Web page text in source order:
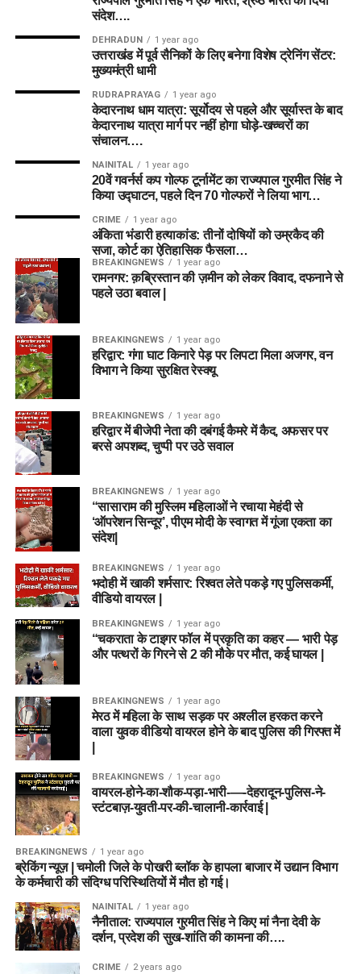
संदेश….
DEHRADUN 1 year ago
उत्तराखंड में पूर्व सैनिकों के लिए बनेगा विशेष ट्रेनिंग सेंटर:
मुख्यमंत्री धामी
RUDRAPRAYAG 1 year ago
केदारनाथ धाम यात्रा: सूर्योदय से पहले और सूर्यास्त के बाद
केदारनाथ यात्रा मार्ग पर नहीं होगा घोड़े-खच्चरों का
संचालन….
NAINITAL 1 year ago
20वें गवर्नर्स कप गोल्फ टूर्नामेंट का राज्यपाल गुरमीत सिंह ने
किया उद्घाटन, पहले दिन 70 गोल्फरों ने लिया भाग…
CRIME 1 year ago
अंकिता भंडारी हत्याकांड: तीनों दोषियों को उम्रकैद की
सजा, कोर्ट का ऐतिहासिक फैसला…
BREAKINGNEWS 1 year ago
रामनगर: क़ब्रिस्तान की ज़मीन को लेकर विवाद, दफनाने से
पहले उठा बवाल |
BREAKINGNEWS 1 year ago
हरिद्वार: गंगा घाट किनारे पेड़ पर लिपटा मिला अजगर, वन
विभाग ने किया सुरक्षित रेस्क्यू
BREAKINGNEWS 1 year ago
हरिद्वार में बीजेपी नेता की दबंगई कैमरे में कैद, अफसर पर
बरसे अपशब्द, चुप्पी पर उठे सवाल
BREAKINGNEWS 1 year ago
“सासाराम की मुस्लिम महिलाओं ने रचाया मेहंदी से
‘ऑपरेशन सिन्दूर’, पीएम मोदी के स्वागत में गूंजा एकता का
संदेश|
BREAKINGNEWS 1 year ago
भदोही में खाकी शर्मसार: रिश्वत लेते पकड़े गए पुलिसकर्मी,
वीडियो वायरल |
BREAKINGNEWS 1 year ago
“चकराता के टाइगर फॉल में प्रकृति का कहर — भारी पेड़
और पत्थरों के गिरने से 2 की मौके पर मौत, कई घायल |
BREAKINGNEWS 1 year ago
मेरठ में महिला के साथ सड़क पर अश्लील हरकत करने
वाला युवक वीडियो वायरल होने के बाद पुलिस की गिरफ्त में
BREAKINGNEWS 1 year ago
वायरल-होने-का-शौक-पड़ा-भारी-—-देहरादून-पुलिस-ने-
स्टंटबाज़-युवती-पर-की-चालानी-कार्रवाई |
BREAKINGNEWS 1 year ago
ब्रेकिंग न्यूज़ | चमोली जिले के पोखरी ब्लॉक के हापला बाजार में उद्यान विभाग
के कर्मचारी की संदिग्ध परिस्थितियों में मौत हो गई।
NAINITAL 1 year ago
नैनीताल: राज्यपाल गुरमीत सिंह ने किए मां नैना देवी के
दर्शन, प्रदेश की सुख-शांति की कामना की….
CRIME 2 years ago